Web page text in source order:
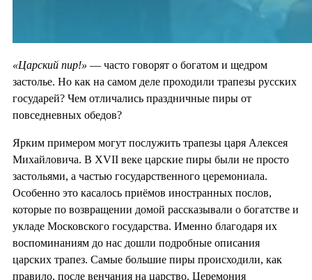
«Царский пир!» — часто говорят о богатом и щедром
застолье. Но как на самом деле проходили трапезы русских
государей? Чем отличались праздничные пиры от
повседневных обедов?
Ярким примером могут послужить трапезы царя Алексея
Михайловича. В XVII веке царские пиры были не просто
застольями, а частью государственного церемониала.
Особенно это касалось приёмов иностранных послов,
которые по возвращении домой рассказывали о богатстве и
укладе Московского государства. Именно благодаря их
воспоминаниям до нас дошли подробные описания
царских трапез. Самые большие пиры происходили, как
правило, после венчания на царство. Церемония